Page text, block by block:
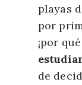
playas
por
¡por
de